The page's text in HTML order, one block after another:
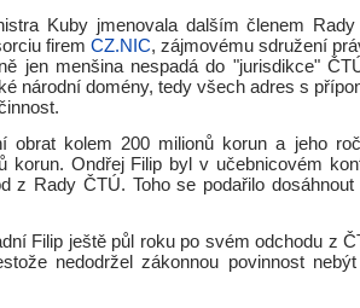
Kuby jmenovala dalším členem
firem CZ.NIC, zájmovému sdružení
jen menšina nespadá do "jurisdikce"
národní domény, tedy všech adres s
obrat kolem 200 milionů korun a jeho
korun. Ondřej Filip byl v učebnicovém
z Rady ČTÚ. Toho se podařilo
Filip ještě půl roku po svém odchodu z
nedodržel zákonnou povinnost